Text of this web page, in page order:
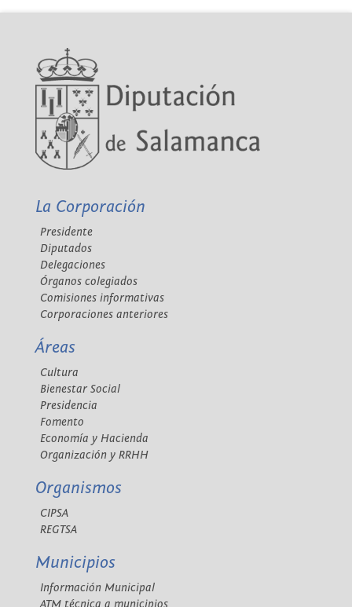
La Corporación
Presidente
Diputados
Delegaciones
Órganos colegiados
Comisiones informativas
Corporaciones anteriores
Áreas
Cultura
Bienestar Social
Presidencia
Fomento
Economía y Hacienda
Organización y RRHH
Organismos
CIPSA
REGTSA
Municipios
Información Municipal
ATM técnica a municipios